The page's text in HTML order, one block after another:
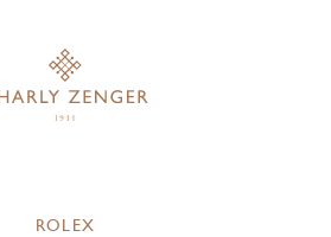
ROLEX